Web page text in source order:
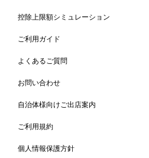
控除上限額シミュレーション
ご利用ガイド
よくあるご質問
お問い合わせ
自治体様向けご出店案内
ご利用規約
個人情報保護方針